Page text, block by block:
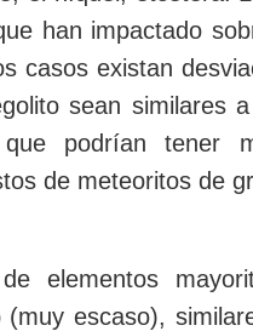
han impactado
casos existan
sean similares
que podrían tener
de meteoritos de
de elementos
escaso),